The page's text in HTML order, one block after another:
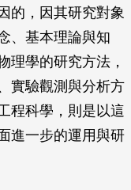
的，因其研究對象
、基本理論與知
理學的研究方法，
實驗觀測與分析方
程科學，則是以這
進一步的運用與研